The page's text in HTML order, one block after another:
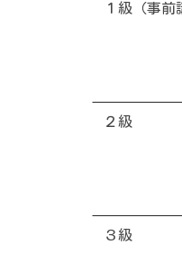
１級（事前
２級
３級